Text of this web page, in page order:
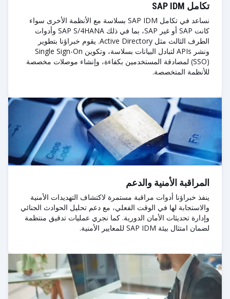
تكامل SAP IDM
نساعد في تكامل SAP IDM بسلاسة مع الأنظمة الأخرى سواء
كانت SAP أو غير SAP، بما في ذلك SAP S/4HANA وأدوات
الطرف الثالث مثل Active Directory. يقوم خبراؤنا بتطوير
ونشر APIs لتبادل البيانات بسلاسة، وتكوين Single Sign-On
(SSO) لمصادقة المستخدمين بكفاءة، وإنشاء موصلات مخصصة
للأنظمة المتخصصة.
المراقبة الأمنية والدعم
ينفذ خبراؤنا أدوات مراقبة مستمرة لاكتشاف التهديدات الأمنية
والاستجابة لها في الوقت الفعلي، مع دعم تحليل الحوادث الجنائي
وإدارة تحديثات الأمان الدورية. كما نجري عمليات تدقيق منتظمة
لضمان امتثال بيئة SAP IDM للمعايير الأمنية.